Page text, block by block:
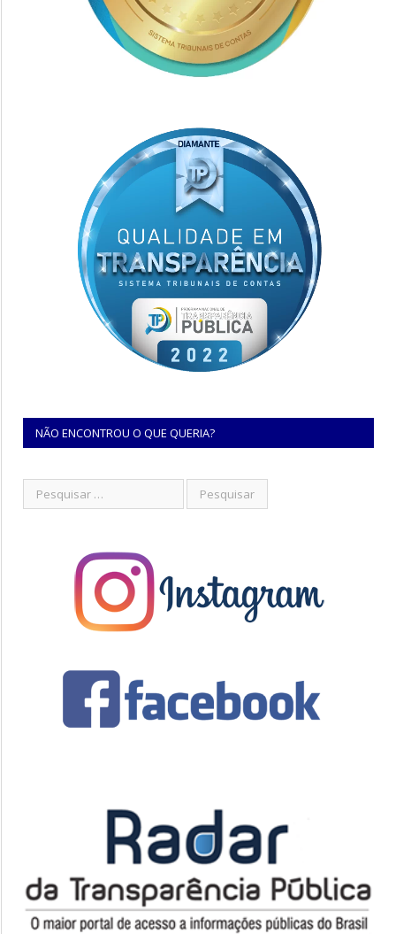
NÃO ENCONTROU O QUE QUERIA?